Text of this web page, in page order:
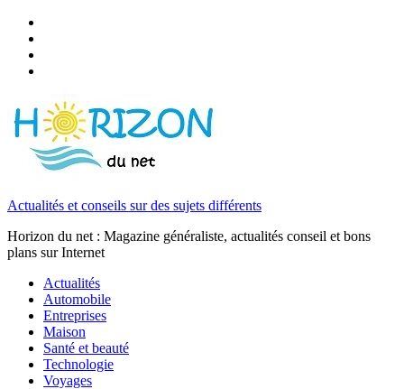
Actualités et conseils sur des sujets différents
Horizon du net : Magazine généraliste, actualités conseil et bons
plans sur Internet
Actualités
Automobile
Entreprises
Maison
Santé et beauté
Technologie
Voyages